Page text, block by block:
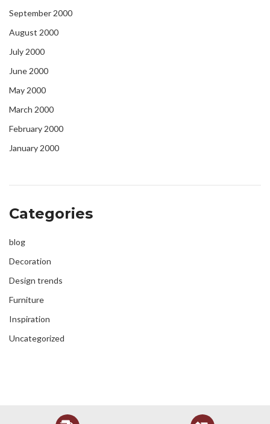
September 2000
August 2000
July 2000
June 2000
May 2000
March 2000
February 2000
January 2000
Categories
blog
Decoration
Design trends
Furniture
Inspiration
Uncategorized